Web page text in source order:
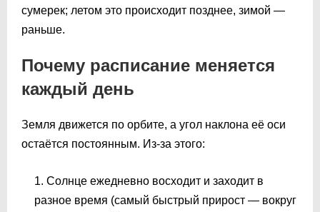
сумерек; летом это происходит позднее, зимой —
раньше.
Почему расписание меняется
каждый день
Земля движется по орбите, а угол наклона её оси
остаётся постоянным. Из-за этого:
Солнце ежедневно восходит и заходит в
разное время (самый быстрый прирост — вокруг